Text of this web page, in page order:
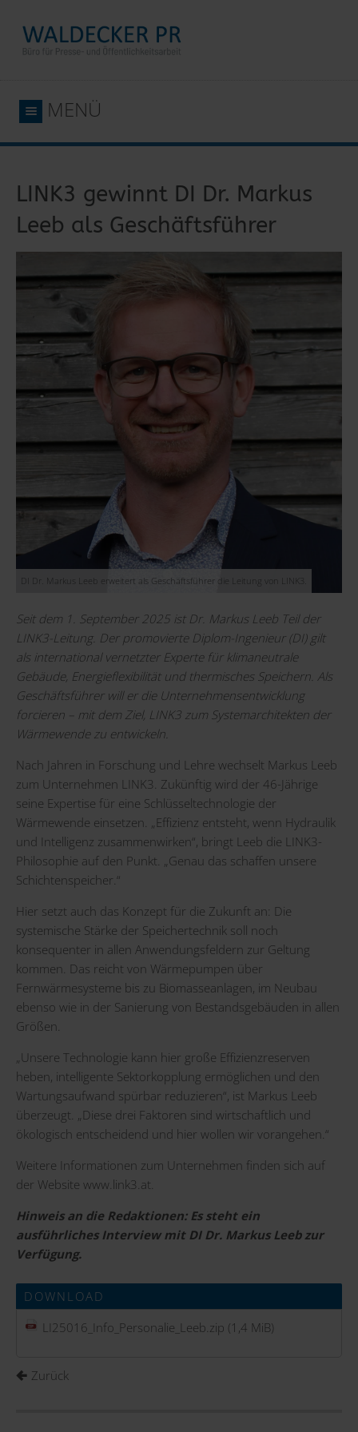
MENÜ
LINK3 gewinnt DI Dr. Markus
Leeb als Geschäftsführer
DI Dr. Markus Leeb erweitert als Geschäftsführer die Leitung von LINK3.
Seit dem 1. September 2025 ist Dr. Markus Leeb Teil der
LINK3-Leitung. Der promovierte Diplom-Ingenieur (DI) gilt
als international vernetzter Experte für klimaneutrale
Gebäude, Energieflexibilität und thermisches Speichern. Als
Geschäftsführer will er die Unternehmensentwicklung
forcieren – mit dem Ziel, LINK3 zum Systemarchitekten der
Wärmewende zu entwickeln.
Nach Jahren in Forschung und Lehre wechselt Markus Leeb
zum Unternehmen LINK3. Zukünftig wird der 46-Jährige
seine Expertise für eine Schlüsseltechnologie der
Wärmewende einsetzen. „Effizienz entsteht, wenn Hydraulik
und Intelligenz zusammenwirken“, bringt Leeb die LINK3-
Philosophie auf den Punkt. „Genau das schaffen unsere
Schichtenspeicher.“
Hier setzt auch das Konzept für die Zukunft an: Die
systemische Stärke der Speichertechnik soll noch
konsequenter in allen Anwendungsfeldern zur Geltung
kommen. Das reicht von Wärmepumpen über
Fernwärmesysteme bis zu Biomasseanlagen, im Neubau
ebenso wie in der Sanierung von Bestandsgebäuden in allen
Größen.
„Unsere Technologie kann hier große Effizienzreserven
heben, intelligente Sektorkopplung ermöglichen und den
Wartungsaufwand spürbar reduzieren“, ist Markus Leeb
überzeugt. „Diese drei Faktoren sind wirtschaftlich und
ökologisch entscheidend und hier wollen wir vorangehen.“
Weitere Informationen zum Unternehmen finden sich auf
der Website www.link3.at
Hinweis an die Redaktionen: Es steht ein
ausführliches Interview mit DI Dr. Markus Leeb zur
Verfügung.
DOWNLOAD
LI25016_Info_Personalie_Leeb.zip (1,4 MiB)
Zurück